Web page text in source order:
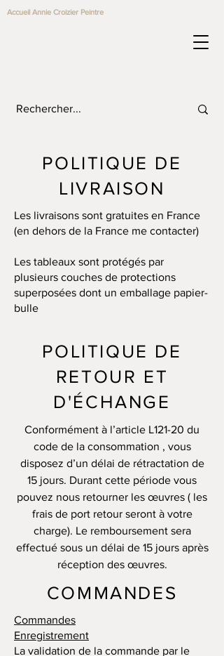
Accueil Annie Croizier Peintre
POLITIQUE DE
LIVRAISON
Les livraisons sont gratuites en France
(en dehors de la France me contacter)
Les tableaux sont protégés par
plusieurs couches de protections
superposées dont un emballage papier-
bulle
POLITIQUE DE
RETOUR ET
D'ÉCHANGE
Conformément à l’article L121-20 du
code de la consommation , vous
disposez d’un délai de rétractation de
15 jours. Durant cette période vous
pouvez nous retourner les œuvres ( les
frais de port retour seront à votre
charge). Le remboursement sera
effectué sous un délai de 15 jours après
réception des œuvres.
COMMANDES
Commandes
Enregistrement
La validation de la commande par le